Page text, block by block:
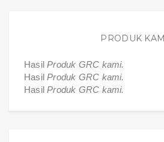
PRODUK KAMI
HasilProduk GRC kami.
HasilProduk GRC kami.
HasilProduk GRC kami.